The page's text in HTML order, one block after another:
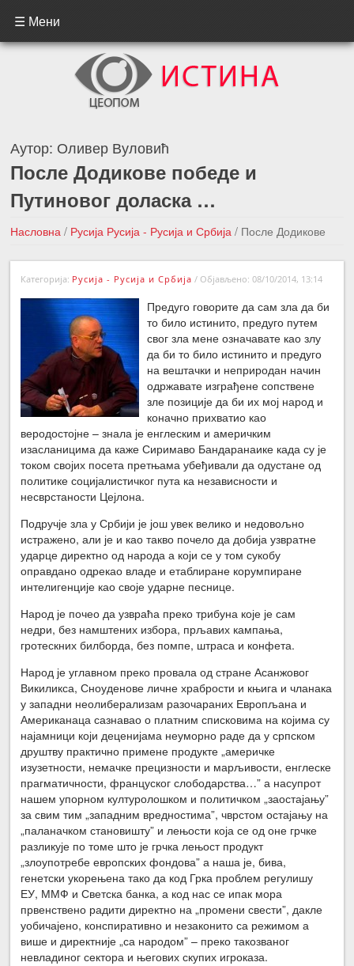
☰ Мени
Аутор: Оливер Вуловић
После Додикове победе и
Путиновог доласка …
Насловна / Русија Русија - Русија и Србија / После Додикове
победе и Путиновог доласка …
←Претходна вест
Следећа вест →
Категорија: Русија - Русија и Србија / Објављено: 08/10/2014, 13:14
Предуго говорите да сам зла да би
то било истинито, предуго путем
свог зла мене означавате као злу
да би то било истинито и предуго
на вештачки и неприродан начин
одржавате изграђене сопствене
зле позиције да би их мој народ и
коначно прихватио као
веродостојне – знала је енглеским и америчким
изасланицима да каже Сиримаво Бандаранаике када су је
током својих посета претњама убеђивали да одустане од
политике социјалистичког пута ка независности и
несврстаности Цејлона.
Подручје зла у Србији је још увек велико и недовољно
истражено, али је и као такво почело да добија узвратне
ударце директно од народа а који се у том сукобу
оправдано одрекао владе и етаблиране корумпиране
интелигенције као своје ударне песнице.
Народ је почео да узвраћа преко трибуна које је сам
недри, без намштених избора, прљавих кампања,
гротескних билборда, без помпе, штраса и конфета.
Народ је углавном преко провала од стране Асанжовог
Викиликса, Сноуденове личне храбрости и књига и чланака
у западни неолиберализам разочараних Европљана и
Американаца сазнавао о платним списковима на којима су
најамници који деценијама неуморно раде да у српском
друштву практично примене продукте „америчке
изузетности, немачке прецизности и марљивости, енглеске
прагматичности, француског слободарства…” а насупрот
нашем упорном културолошком и политичком „заостајању”
за свим тим „западним вредностима”, чврстом остајању на
„паланачком становишту” и лењости која се од оне грчке
разликује по томе што је грчка лењост продукт
„злоупотребе европских фондова” а наша је, бива,
генетски укорењена тако да код Грка проблем регулишу
ЕУ, ММФ и Светска банка, а код нас се ипак мора
првенствено радити директно на „промени свести”, дакле
уобичајено, конспиративно и незаконито са режимом а
више и директније „са народом” – преко такозваног
невладиног сектора и његових скупих игроказа.